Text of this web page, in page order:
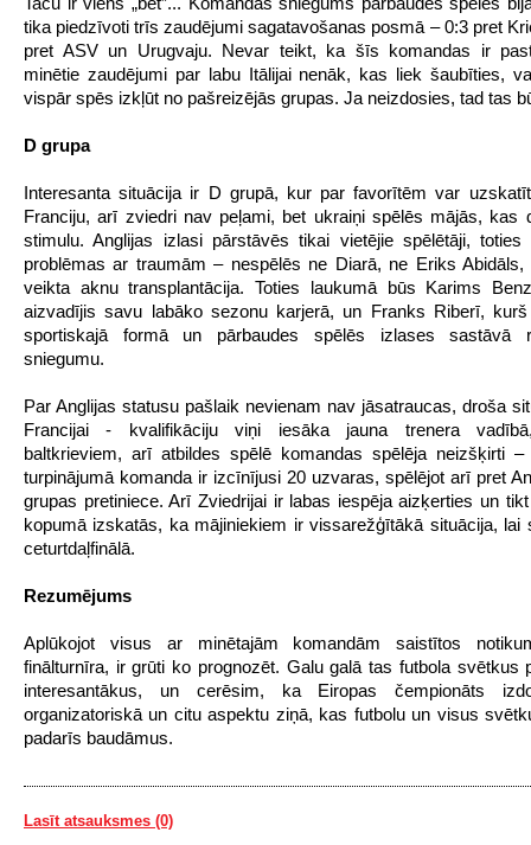
tika piedzīvoti trīs zaudējumi sagatavošanas posmā – 0:3 pret
pret ASV un Urugvaju. Nevar teikt, ka šīs komandas ir
minētie zaudējumi par labu Itālijai nenāk, kas liek šaubīties,
vispār spēs izkļūt no pašreizējās grupas. Ja neizdosies, tad tas
D grupa
Interesanta situācija ir D grupā, kur par favorītēm var
Franciju, arī zviedri nav peļami, bet ukraiņi spēlēs mājās, kas
stimulu. Anglijas izlasi pārstāvēs tikai vietējie spēlētāji, toties
problēmas ar traumām – nespēlēs ne Diarā, ne Eriks
veikta aknu transplantācija. Toties laukumā būs Karims
aizvadījis savu labāko sezonu karjerā, un Franks Riberī,
sportiskajā formā un pārbaudes spēlēs izlases sastāvā
sniegumu.
Par Anglijas statusu pašlaik nevienam nav jāsatraucas, droša
Francijai - kvalifikāciju viņi iesāka jauna trenera
baltkrieviem, arī atbildes spēlē komandas spēlēja neizšķirti –
turpinājumā komanda ir izcīnījusi 20 uzvaras, spēlējot arī pret
grupas pretiniece. Arī Zviedrijai ir labas iespēja aizķerties un
kopumā izskatās, ka mājiniekiem ir vissarežģītākā situācija, lai
ceturtdaļfinālā.
Rezumējums
Aplūkojot visus ar minētajām komandām saistītos
finālturnīra, ir grūti ko prognozēt. Galu galā tas futbola svētkus
interesantākus, un cerēsim, ka Eiropas čempionāts
organizatoriskā un citu aspektu ziņā, kas futbolu un visus
padarīs baudāmus.
Lasīt atsauksmes (0)